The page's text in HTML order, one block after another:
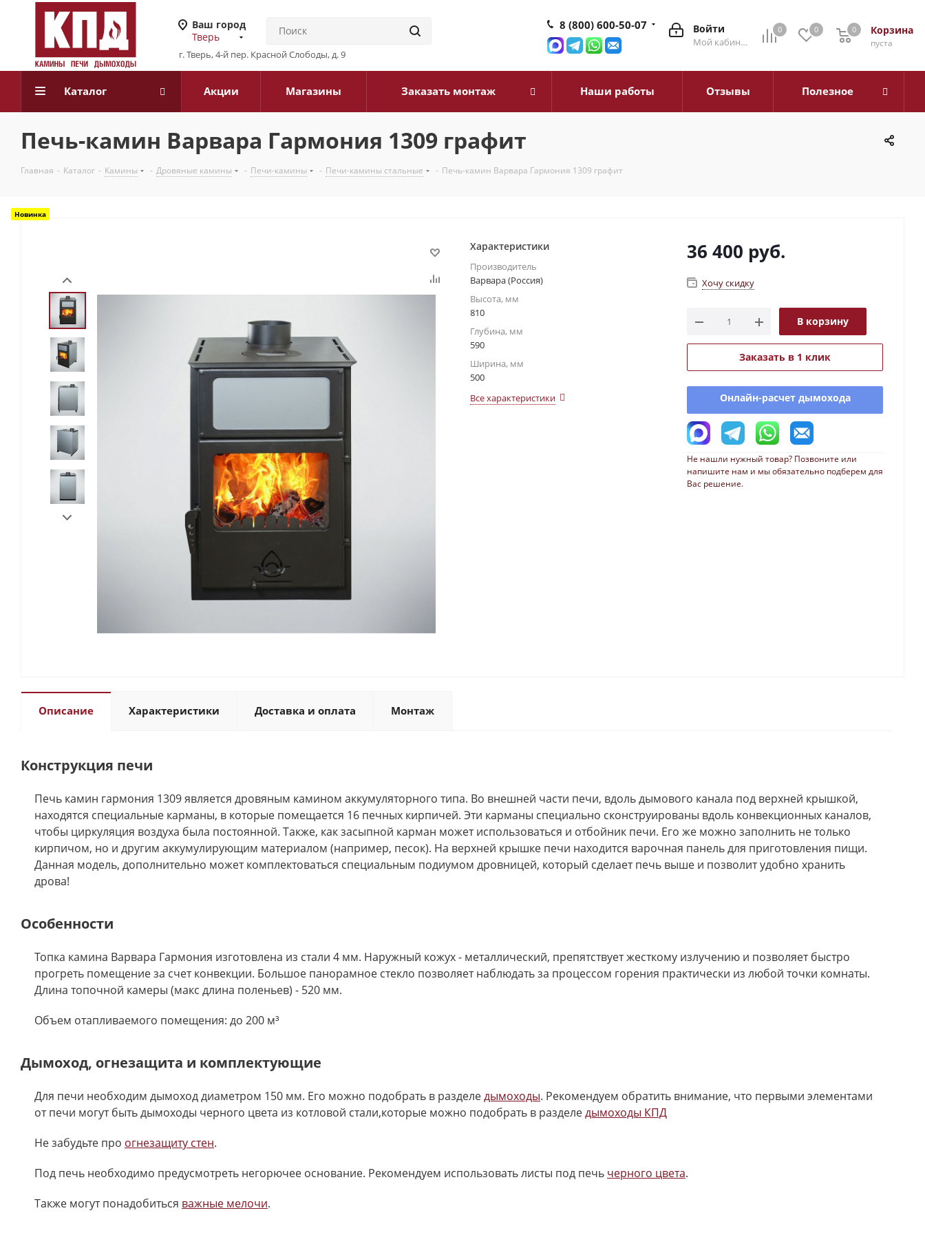
Ваш город
Тверь
г. Тверь, 4-й пер. Красной Слободы, д. 9
0 0 Корзина
0
пуста
0
Войти
Мой кабинет
8 (800) 600-50-07
Каталог Акции Магазины Заказать монтаж Наши работы Отзывы Полезное
Печь-камин Варвара Гармония 1309 графит
Главная - Каталог - Камины - Дровяные камины - Печи-камины - Печи-камины стальные - Печь-камин Варвара Гармония 1309 графит
Новинка
Характеристики
Производитель
Варвара (Россия)
Высота, мм
810
Глубина, мм
590
Ширина, мм
500
Все характеристики
36 400 руб.
Хочу скидку
В корзину
Заказать в 1 клик
Онлайн-расчет дымохода
Не нашли нужный товар? Позвоните или
напишите нам и мы обязательно подберем для
Вас решение.
Описание Характеристики Доставка и оплата Монтаж
Конструкция печи
Печь камин гармония 1309 является дровяным камином аккумуляторного типа. Во внешней части печи, вдоль дымового канала под верхней крышкой,
находятся специальные карманы, в которые помещается 16 печных кирпичей. Эти карманы специально сконструированы вдоль конвекционных каналов,
чтобы циркуляция воздуха была постоянной. Также, как засыпной карман может использоваться и отбойник печи. Его же можно заполнить не только
кирпичом, но и другим аккумулирующим материалом (например, песок). На верхней крышке печи находится варочная панель для приготовления пищи.
Данная модель, дополнительно может комплектоваться специальным подиумом дровницей, который сделает печь выше и позволит удобно хранить
дрова!
Особенности
Топка камина Варвара Гармония изготовлена из стали 4 мм. Наружный кожух - металлический, препятствует жесткому излучению и позволяет быстро
прогреть помещение за счет конвекции. Большое панорамное стекло позволяет наблюдать за процессом горения практически из любой точки комнаты.
Длина топочной камеры (макс длина поленьев) - 520 мм.
Объем отапливаемого помещения: до 200 м³
Дымоход, огнезащита и комплектующие
Для печи необходим дымоход диаметром 150 мм. Его можно подобрать в разделедымоходы. Рекомендуем обратить внимание, что первыми элементами
от печи могут быть дымоходы черного цвета из котловой стали,которые можно подобрать в разделедымоходы КПД
Не забудьте про огнезащиту стен.
Под печь необходимо предусмотреть негорючее основание. Рекомендуем использовать листы под печь черного цвета.
Также могут понадобиться важные мелочи.